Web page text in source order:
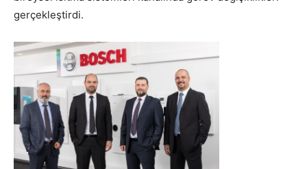
gerçekleştirdi.